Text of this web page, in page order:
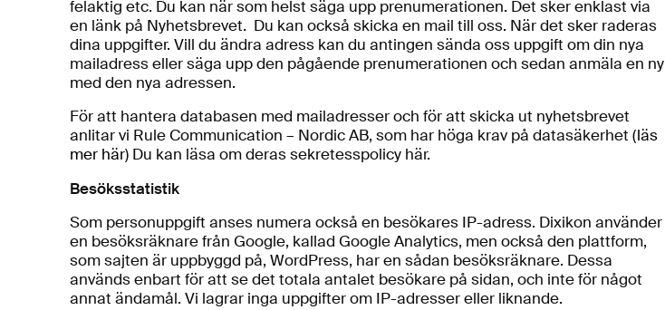
felaktig etc. Du kan när som helst säga upp prenumerationen. Det sker enklast via
en länk på Nyhetsbrevet. Du kan också skicka en mail till oss. När det sker raderas
dina uppgifter. Vill du ändra adress kan du antingen sända oss uppgift om din nya
mailadress eller säga upp den pågående prenumerationen och sedan anmäla en ny
med den nya adressen.
För att hantera databasen med mailadresser och för att skicka ut nyhetsbrevet
anlitar vi Rule Communication – Nordic AB, som har höga krav på datasäkerhet (läs
mer här) Du kan läsa om deras sekretesspolicy här.
Besöksstatistik
Som personuppgift anses numera också en besökares IP-adress. Dixikon använder
en besöksräknare från Google, kallad Google Analytics, men också den plattform,
som sajten är uppbyggd på, WordPress, har en sådan besöksräknare. Dessa
används enbart för att se det totala antalet besökare på sidan, och inte för något
annat ändamål. Vi lagrar inga uppgifter om IP-adresser eller liknande.